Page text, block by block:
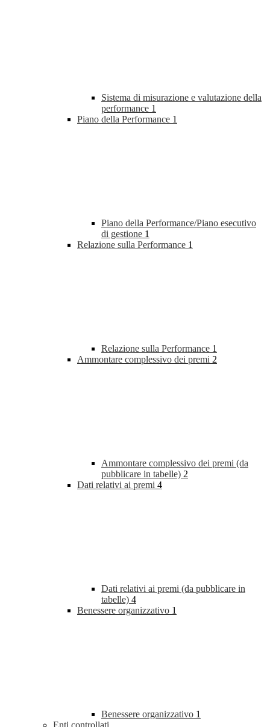
Sistema di misurazione e valutazione della
performance 1
Piano della Performance 1
Piano della Performance/Piano esecutivo
di gestione 1
Relazione sulla Performance 1
Relazione sulla Performance 1
Ammontare complessivo dei premi 2
Ammontare complessivo dei premi (da
pubblicare in tabelle) 2
Dati relativi ai premi 4
Dati relativi ai premi (da pubblicare in
tabelle) 4
Benessere organizzativo 1
Benessere organizzativo 1